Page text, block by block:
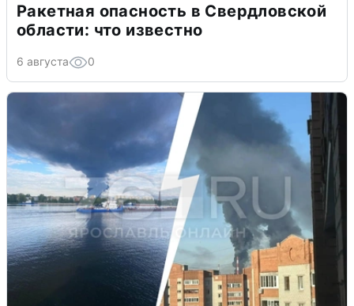
Ракетная опасность в Свердловской
области: что известно
6 августа 0